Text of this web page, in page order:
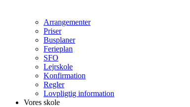
Arrangementer
Priser
Busplaner
Ferieplan
SFO
Lejrskole
Konfirmation
Regler
Lovpligtig information
Vores skole